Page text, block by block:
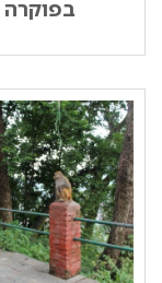
בפוקרה